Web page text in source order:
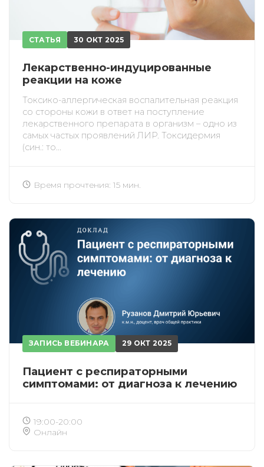
СТАТЬЯ 30 ОКТ 2025
Лекарственно-индуцированные
реакции на коже
Токсико-аллергическая воспалительная реакция
со стороны кожи в ответ на поступление
лекарственного препарата в организм – одно из
самых частых проявлений ЛИР. Токсидермия
(син.: то...
Время прочтения: 15 мин.
ЗАПИСЬ ВЕБИНАРА 29 ОКТ 2025
Пациент с респираторными
симптомами: от диагноза к лечению
19:00-20:00
Онлайн